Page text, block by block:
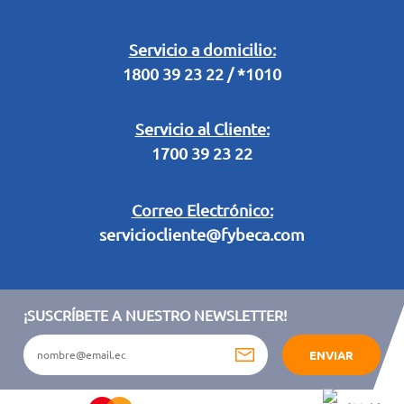
Servicio a domicilio:
1800 39 23 22 / *1010
Servicio al Cliente:
1700 39 23 22
Correo Electrónico:
serviciocliente@fybeca.com
Legal Campaña Produbanco
Términos y condiciones sorteo partido de fútbol "Tu ídolo"
¡SUSCRÍBETE A NUESTRO NEWSLETTER!
ENVIAR